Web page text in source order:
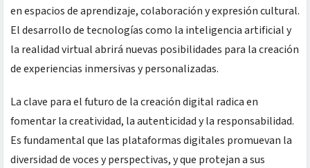
en espacios de aprendizaje, colaboración y expresión cultural.
El desarrollo de tecnologías como la inteligencia artificial y
la realidad virtual abrirá nuevas posibilidades para la creación
de experiencias inmersivas y personalizadas.
La clave para el futuro de la creación digital radica en
fomentar la creatividad, la autenticidad y la responsabilidad.
Es fundamental que las plataformas digitales promuevan la
diversidad de voces y perspectivas, y que protejan a sus